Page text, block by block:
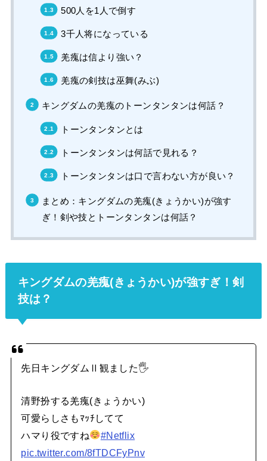
500人を1人で倒す
3千人将になっている
羌瘣は信より強い？
羌瘣の剣技は巫舞(みぶ)
キングダムの羌瘣のトーンタンタンは何話？
トーンタンタンとは
トーンタンタンは何話で見れる？
トーンタンタンは口で言わない方が良い？
まとめ：キングダムの羌瘣(きょうかい)が強す
ぎ！剣や技とトーンタンタンは何話？
キングダムの羌瘣(きょうかい)が強すぎ！剣
技は？
先日キングダムⅡ観ました🖐️
清野扮する羌瘣(きょうかい)
可愛らしさもﾏｯﾁしてて
ハマり役ですね
#Netflix
pic.twitter.com/8fTDCFyPnv